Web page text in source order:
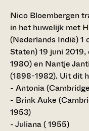
Nico Bloembergen
in het huwelijk met
(Nederlands Indië) 1
Staten) 19 juni
1980) en Nantje
(1898-1982). Uit dit
- Antonia
- Brink Auke
1953)
- Juliana ( 1955)